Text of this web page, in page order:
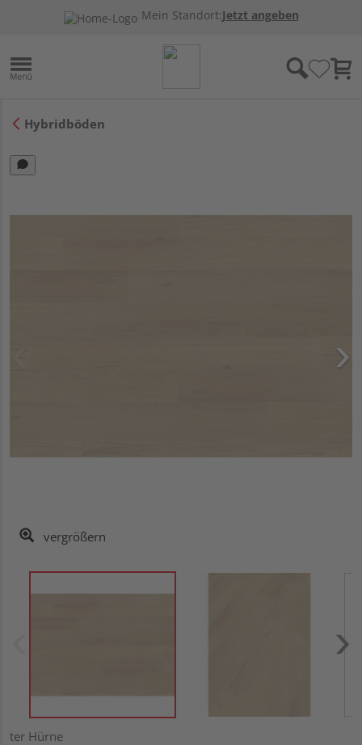
Mein Standort:Jetzt angeben
Hybridböden
vergrößern
ter Hürne